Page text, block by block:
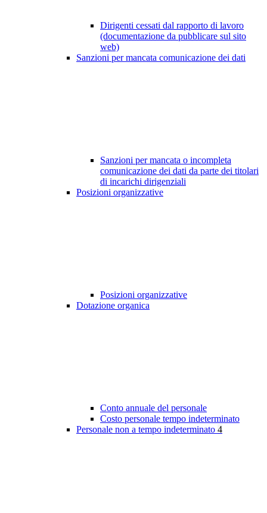
Dirigenti cessati dal rapporto di lavoro
(documentazione da pubblicare sul sito
web)
Sanzioni per mancata comunicazione dei dati
Sanzioni per mancata o incompleta
comunicazione dei dati da parte dei titolari
di incarichi dirigenziali
Posizioni organizzative
Posizioni organizzative
Dotazione organica
Conto annuale del personale
Costo personale tempo indeterminato
Personale non a tempo indeterminato 4